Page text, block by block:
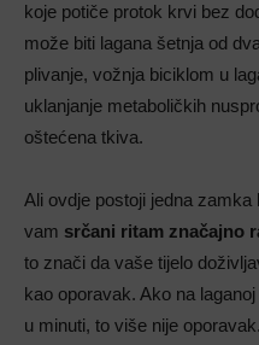
koje potiče protok krvi bez
može biti lagana šetnja od
plivanje, vožnja biciklom u
uklanjanje metaboličkih
oštećena tkiva.
Ali ovdje postoji jedna
vam srčani ritam značajno
to znači da vaše tijelo
kao oporavak. Ako na
u minuti, to više nije